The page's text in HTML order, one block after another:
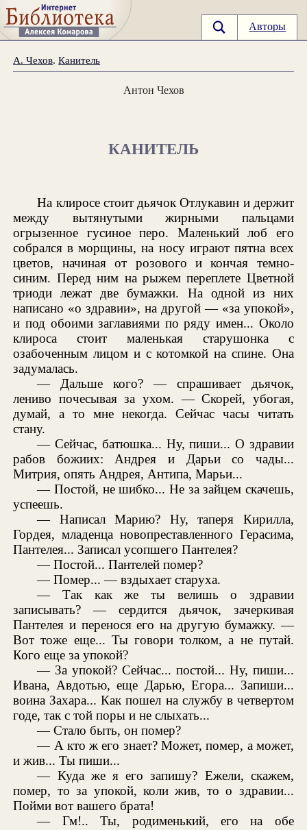
Авторы
А. Чехов.Канитель
Антон Чехов
КАНИТЕЛЬ
На клиросе стоит дьячок Отлукавин и держит
между вытянутыми жирными пальцами
огрызенное гусиное перо. Маленький лоб его
собрался в морщины, на носу играют пятна всех
цветов, начиная от розового и кончая темно-
синим. Перед ним на рыжем переплете Цветной
триоди лежат две бумажки. На одной из них
написано «о здравии», на другой — «за упокой»,
и под обоими заглавиями по ряду имен... Около
клироса стоит маленькая старушонка с
озабоченным лицом и с котомкой на спине. Она
задумалась.
— Дальше кого? — спрашивает дьячок,
лениво почесывая за ухом. — Скорей, убогая,
думай, а то мне некогда. Сейчас часы читать
стану.
— Сейчас, батюшка... Ну, пиши... О здравии
рабов божиих: Андрея и Дарьи со чады...
Митрия, опять Андрея, Антипа, Марьи...
— Постой, не шибко... Не за зайцем скачешь,
успеешь.
— Написал Марию? Ну, таперя Кирилла,
Гордея, младенца новопреставленного Герасима,
Пантелея... Записал усопшего Пантелея?
— Постой... Пантелей помер?
— Помер... — вздыхает старуха.
— Так как же ты велишь о здравии
записывать? — сердится дьячок, зачеркивая
Пантелея и перенося его на другую бумажку. —
Вот тоже еще... Ты говори толком, а не путай.
Кого еще за упокой?
— За упокой? Сейчас... постой... Ну, пиши...
Ивана, Авдотью, еще Дарью, Егора... Запиши...
воина Захара... Как пошел на службу в четвертом
годе, так с той поры и не слыхать...
— Стало быть, он помер?
— А кто ж его знает? Может, помер, а может,
и жив... Ты пиши...
— Куда же я его запишу? Ежели, скажем,
помер, то за упокой, коли жив, то о здравии...
Пойми вот вашего брата!
— Гм!.. Ты, родименький, его на обе